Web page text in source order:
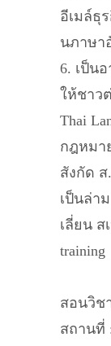
อีเมล์ธุ
นภาษา
6. เป็น
ให้ชาว
Thai
กฎหมา
สังกัด
เป็นล่า
เลี่ยน ส
training
สอนวิช
สถานที่